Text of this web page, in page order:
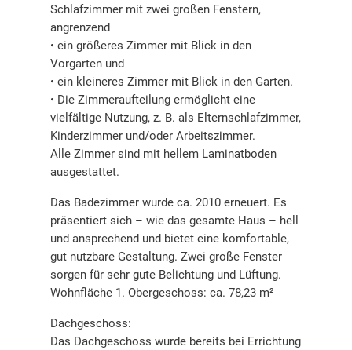
Schlafzimmer mit zwei großen Fenstern,
angrenzend
• ein größeres Zimmer mit Blick in den
Vorgarten und
• ein kleineres Zimmer mit Blick in den Garten.
• Die Zimmeraufteilung ermöglicht eine
vielfältige Nutzung, z. B. als Elternschlafzimmer,
Kinderzimmer und/oder Arbeitszimmer.
Alle Zimmer sind mit hellem Laminatboden
ausgestattet.
Das Badezimmer wurde ca. 2010 erneuert. Es
präsentiert sich – wie das gesamte Haus – hell
und ansprechend und bietet eine komfortable,
gut nutzbare Gestaltung. Zwei große Fenster
sorgen für sehr gute Belichtung und Lüftung.
Wohnfläche 1. Obergeschoss: ca. 78,23 m²
Dachgeschoss:
Das Dachgeschoss wurde bereits bei Errichtung